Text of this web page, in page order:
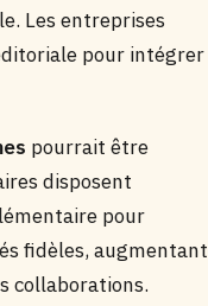
Les entreprises
pour intégrer
pourrait être
disposent
pour
fidèles, augmentant
collaborations.